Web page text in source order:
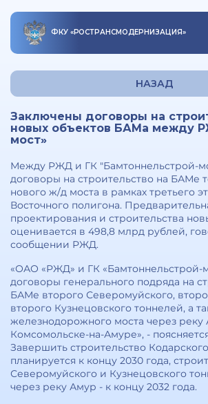
ФКУ «РОСТРАНСМОДЕРНИЗАЦИЯ»
НАЗАД
Заключены договоры на
новых объектов БАМа между
мост»
Между РЖД и ГК "Бамтоннельстрой-
договоры на строительство на БАМе
нового ж/д моста в рамках третьего
Восточного полигона.
проектирования и строительства
оценивается в 498,8 млрд рублей,
сообщении РЖД.
«ОАО «РЖД» и ГК «Бамтоннельстрой-
договоры генерального подряда на
БАМе второго Северомуйского,
второго Кузнецовского тоннелей, а
железнодорожного моста через реку
Комсомольске-на-Амуре», -
Завершить строительство
планируется к концу 2030 года,
Северомуйского и Кузнецовского
через реку Амур - к концу 2032 года.